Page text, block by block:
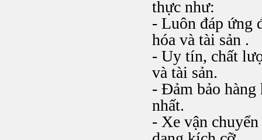
thực như:
- Luôn đáp ứng
hóa và tài sản .
- Uy tín, chất
và tài sản.
- Đảm bảo hàng
nhất.
- Xe vận